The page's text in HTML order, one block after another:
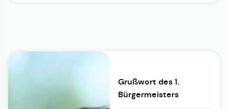
Grußwort des 1.
Bürgermeisters